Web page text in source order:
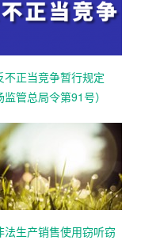
不正当竞争暂行规定
监管总局令第91号）
法生产销售使用窃听窃